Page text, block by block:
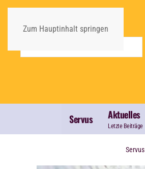
Zum Hauptinhalt springen
Servus Aktuelles
Letzte Beiträge
Servus